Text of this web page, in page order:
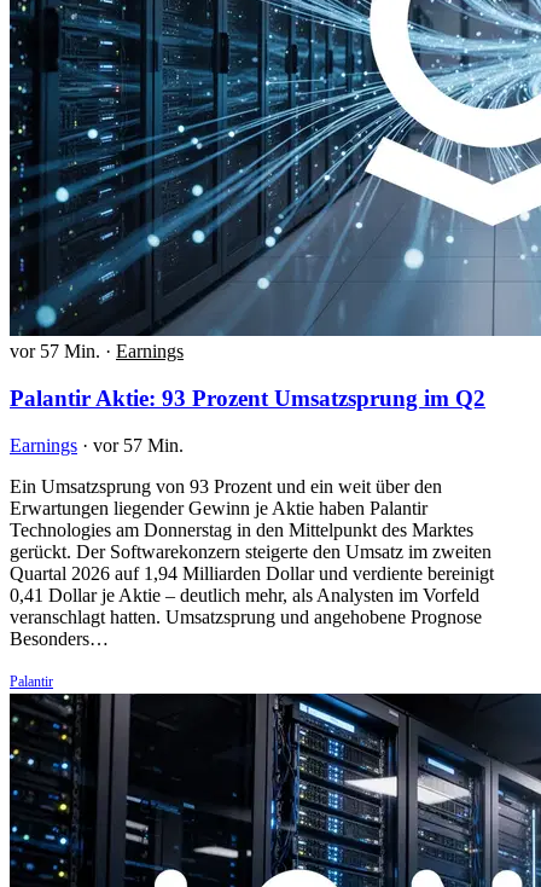
vor 57 Min. · Earnings
Palantir Aktie: 93 Prozent Umsatzsprung im Q2
Earnings · vor 57 Min.
Ein Umsatzsprung von 93 Prozent und ein weit über den
Erwartungen liegender Gewinn je Aktie haben Palantir
Technologies am Donnerstag in den Mittelpunkt des Marktes
gerückt. Der Softwarekonzern steigerte den Umsatz im zweiten
Quartal 2026 auf 1,94 Milliarden Dollar und verdiente bereinigt
0,41 Dollar je Aktie – deutlich mehr, als Analysten im Vorfeld
veranschlagt hatten. Umsatzsprung und angehobene Prognose
Besonders…
Palantir